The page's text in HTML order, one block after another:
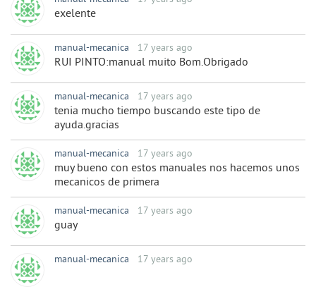
exelente
manual-mecanica 17 years ago
RUI PINTO:manual muito Bom.Obrigado
manual-mecanica 17 years ago
tenia mucho tiempo buscando este tipo de
ayuda.gracias
manual-mecanica 17 years ago
muy bueno con estos manuales nos hacemos unos
mecanicos de primera
manual-mecanica 17 years ago
guay
manual-mecanica 17 years ago